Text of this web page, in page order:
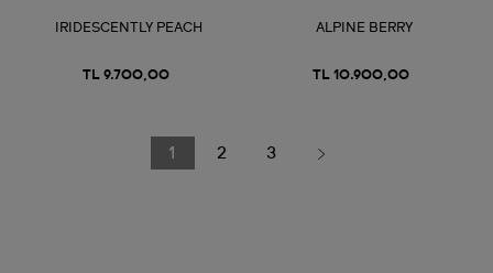
IRIDESCENTLY PEACH
TL 9.700,00
ALPINE BERRY
TL 10.900,00
1 2 3